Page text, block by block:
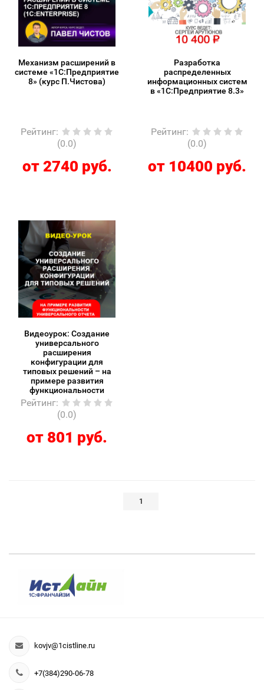
Механизм расширений в
системе «1С:Предприятие
8» (курс П.Чистова)
Рейтинг:
(0.0)
от 2740 руб.
Разработка
распределенных
информационных систем
в «1С:Предприятие 8.3»
Рейтинг:
(0.0)
от 10400 руб.
Видеоурок: Создание
универсального
расширения
конфигурации для
типовых решений – на
примере развития
функциональности
универсального отчета
Рейтинг:
(0.0)
от 801 руб.
1
kovjv@1cistline.ru
+7(384)290-06-78